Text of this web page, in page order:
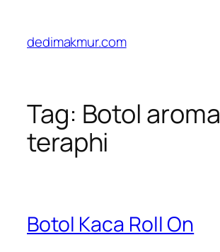
content
dedimakmur.com
Tag: Botol aroma
teraphi
Botol Kaca Roll On